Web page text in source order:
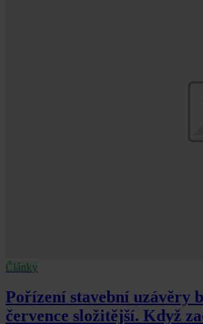
Články
Pořízení stavební uzávěry
července složitější. Když